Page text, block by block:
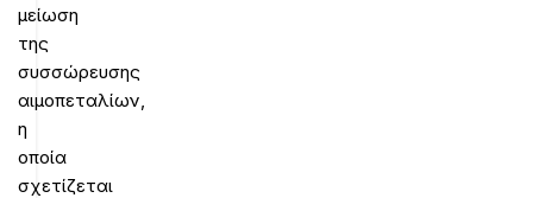
μείωση
της
συσσώρευσης
αιμοπεταλίων,
η
οποία
σχετίζεται